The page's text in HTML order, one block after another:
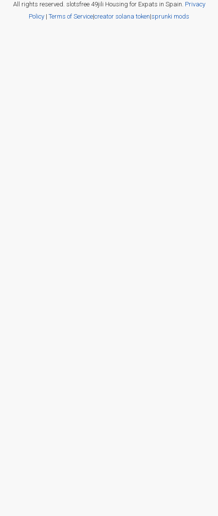
All rights reserved. slotsfree 49jili Housing for Expats in Spain. Privacy
Policy | Terms of Service|creator solana token|sprunki mods